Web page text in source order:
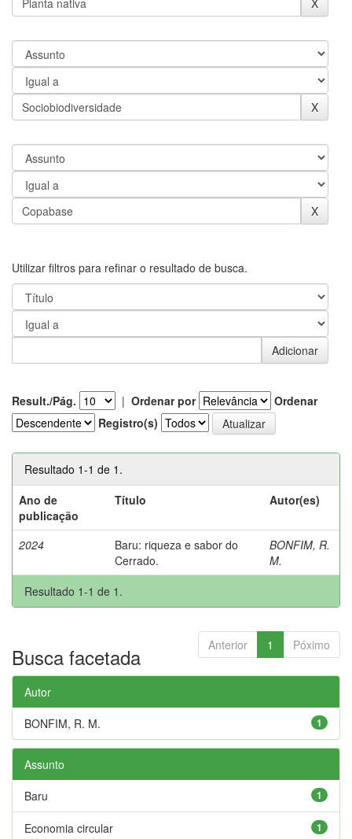
Utilizar filtros para refinar o resultado de busca.
Result./Pág. | Ordenar por
Ordenar
Registro(s)
Resultado 1-1 de 1.
Ano de
publicação
Título Autor(es)
2024
Baru: riqueza e sabor do
Cerrado.
BONFIM, R.
M.
Resultado 1-1 de 1.
Anterior 1 Póximo
Busca facetada
Autor
1
BONFIM, R. M.
Assunto
1
Baru
1
Economia circular